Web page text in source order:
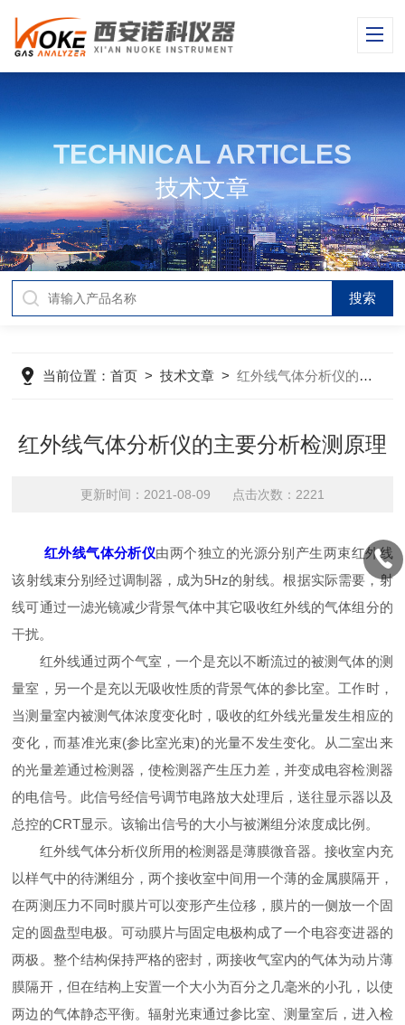
TECHNICAL ARTICLES
技术文章
当前位置：首页 >技术文章 >红外线气体分析仪的主要分析检测原理
红外线气体分析仪的主要分析检测原理
更新时间：2021-08-09 点击次数：2221
红外线气体分析仪由两个独立的光源分别产生两束红外线
该射线束分别经过调制器，成为5Hz的射线。根据实际需要，射
线可通过一滤光镜减少背景气体中其它吸收红外线的气体组分的
干扰。
红外线通过两个气室，一个是充以不断流过的被测气体的测
量室，另一个是充以无吸收性质的背景气体的参比室。工作时，
当测量室内被测气体浓度变化时，吸收的红外线光量发生相应的
变化，而基准光束(参比室光束)的光量不发生变化。从二室出来
的光量差通过检测器，使检测器产生压力差，并变成电容检测器
的电信号。此信号经信号调节电路放大处理后，送往显示器以及
总控的CRT显示。该输出信号的大小与被渊组分浓度成比例。
红外线气体分析仪所用的检测器是薄膜微音器。接收室内充
以样气中的待渊组分，两个接收室中间用一个薄的金属膜隔开，
在两测压力不同时膜片可以变形产生位移，膜片的一侧放一个固
定的圆盘型电极。可动膜片与固定电极构成了一个电容变进器的
两极。整个结构保持严格的密封，两接收气室内的气体为动片薄
膜隔开，但在结构上安置一个大小为百分之几毫米的小孔，以使
两边的气体静态平衡。辐射光束通过参比室、测量室后，进入检